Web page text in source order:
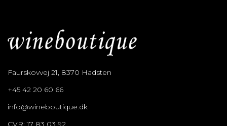
Faurskovvej 21, 8370 Hadsten
+45 42 20 60 66
info@wineboutique.dk
CVR: 17 83 03 92